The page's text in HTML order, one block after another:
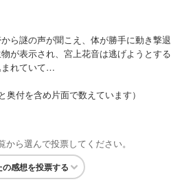
ら謎の声が聞こえ、体が勝手に動き撃退
が表示され、宮上花音は逃げようとする
まれていて…
奥付を含め片面で数えています）
ら選んで投票してください。
の感想を投票する